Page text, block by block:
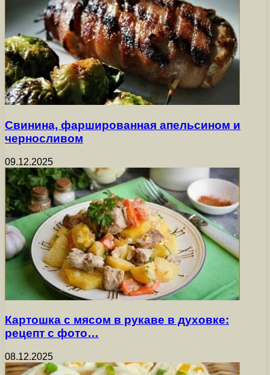
Свинина, фаршированная апельсином и
черносливом
09.12.2025
Картошка с мясом в рукаве в духовке:
рецепт с фото…
08.12.2025